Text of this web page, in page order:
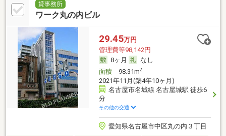
貸事務所
ワーク丸の内ビル
29.45万円
管理費等98,142円
8ヶ月
なし
面積98.31m2
2021年11月(築4年10ヶ月)
名古屋市名城線 名古屋城駅 徒歩6
分
その他の交通
愛知県名古屋市中区丸の内３丁目